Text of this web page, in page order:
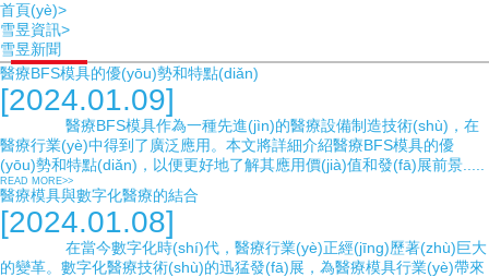
首頁(yè)>
雪昱資訊>
雪昱新聞
醫療BFS模具的優(yōu)勢和特點(diǎn)
[2024.01.09]
醫療BFS模具作為一種先進(jìn)的醫療設備制造技術(shù)，在
醫療行業(yè)中得到了廣泛應用。本文將詳細介紹醫療BFS模具的優
(yōu)勢和特點(diǎn)，以便更好地了解其應用價(jià)值和發(fā)展前景.....
READ MORE>>
醫療模具與數字化醫療的結合
[2024.01.08]
在當今數字化時(shí)代，醫療行業(yè)正經(jīng)歷著(zhù)巨大
的變革。數字化醫療技術(shù)的迅猛發(fā)展，為醫療模具行業(yè)帶來